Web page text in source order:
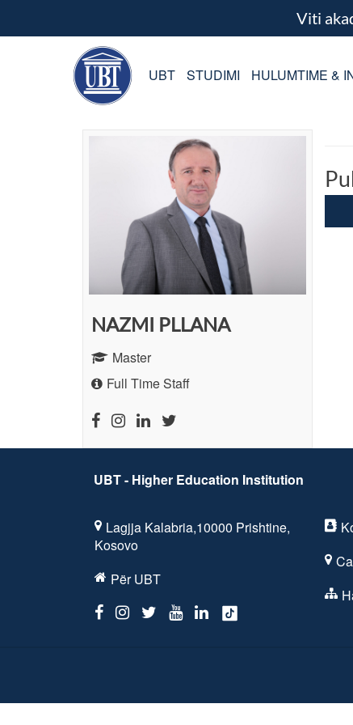
Viti
UBT STUDIMI HULUMTIME &
NAZMI PLLANA
Master
Full Time Staff
UBT - Higher Education Institution
Lagjja Kalabria,10000 Prishtine,
Kosovo
Për UBT